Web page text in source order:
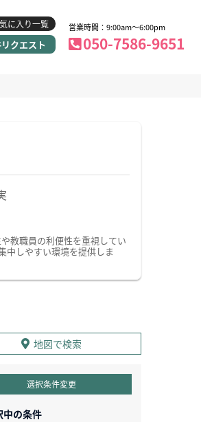
に入り一覧
クエスト
営業時間：9:00am～6:00pm
050-7586-9651
教職員の利便性を重視してい
中しやすい環境を提供しま
地図で検索
選択条件変更
中の条件